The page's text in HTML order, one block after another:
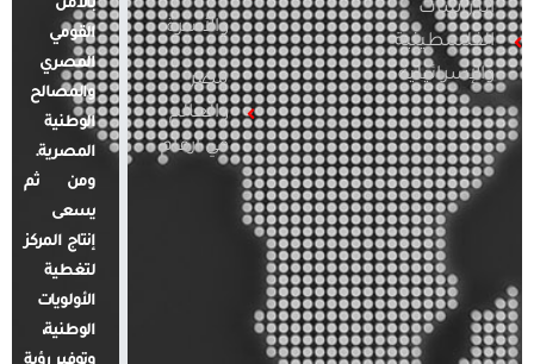
الدراسات
الفلسطينية
والإسرائيلية
والأسرة
مصر
والعالم
في أرقام
بالأمن
القومي
المصري
والمصالح
الوطنية
المصرية.
ومن ثم
يسعى
إنتاج المركز
لتغطية
الأولويات
الوطنية،